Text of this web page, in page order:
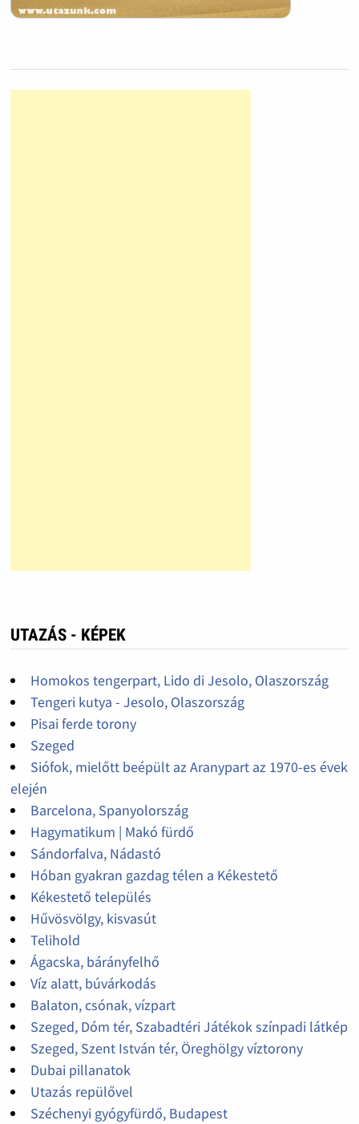
UTAZÁS - KÉPEK
Homokos tengerpart, Lido di Jesolo, Olaszország
Tengeri kutya - Jesolo, Olaszország
Pisai ferde torony
Szeged
Siófok, mielőtt beépült az Aranypart az 1970-es évek
elején
Barcelona, Spanyolország
Hagymatikum | Makó fürdő
Sándorfalva, Nádastó
Hóban gyakran gazdag télen a Kékestető
Kékestető település
Hűvösvölgy, kisvasút
Telihold
Ágacska, bárányfelhő
Víz alatt, búvárkodás
Balaton, csónak, vízpart
Szeged, Dóm tér, Szabadtéri Játékok színpadi látkép
Szeged, Szent István tér, Öreghölgy víztorony
Dubai pillanatok
Utazás repülővel
Széchenyi gyógyfürdő, Budapest